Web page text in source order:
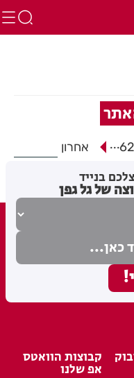
... אחרון
בנייד
של גל גפן
קבוצות הוואטס
אפ שלנו